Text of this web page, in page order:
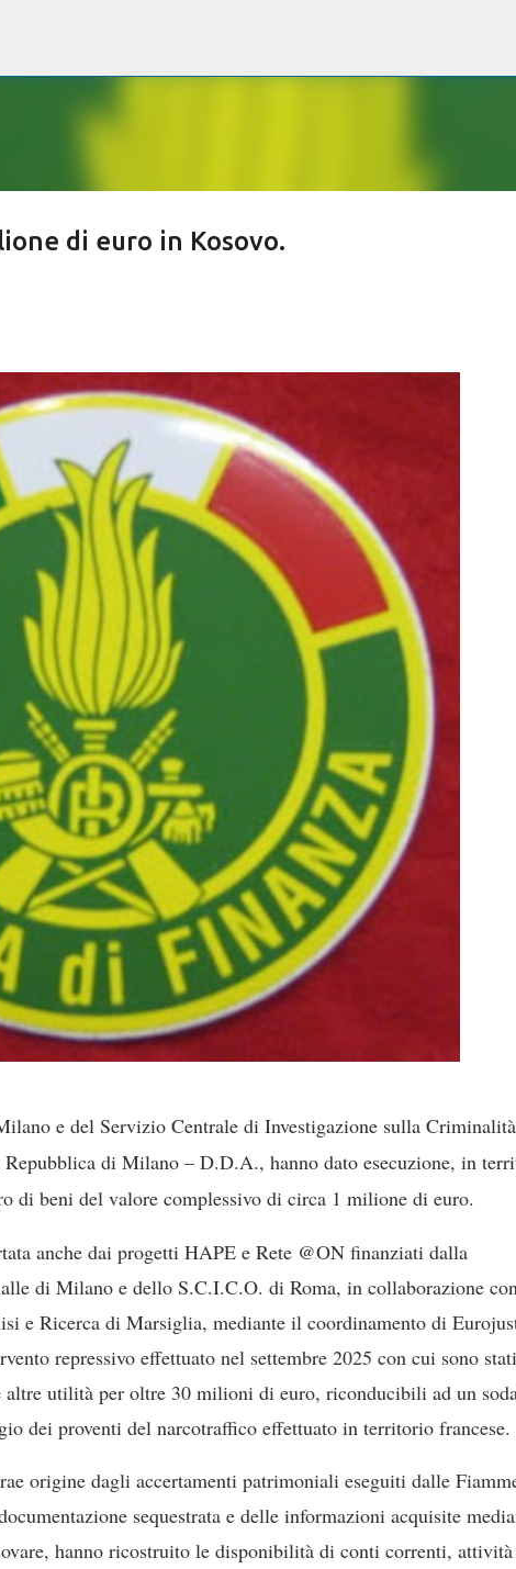
di euro in Kosovo.
e del Servizio Centrale di Investigazione sulla Criminalità
Repubblica di Milano – D.D.A., hanno dato esecuzione, in
di beni del valore complessivo di circa 1 milione di euro.
anche dai progetti HAPE e Rete @ON finanziati dalla
di Milano e dello S.C.I.C.O. di Roma, in collaborazione
e Ricerca di Marsiglia, mediante il coordinamento di
repressivo effettuato nel settembre 2025 con cui sono
altre utilità per oltre 30 milioni di euro, riconducibili ad un
dei proventi del narcotraffico effettuato in territorio francese.
origine dagli accertamenti patrimoniali eseguiti dalle
sequestrata e delle informazioni acquisite
hanno ricostruito le disponibilità di conti correnti, attività